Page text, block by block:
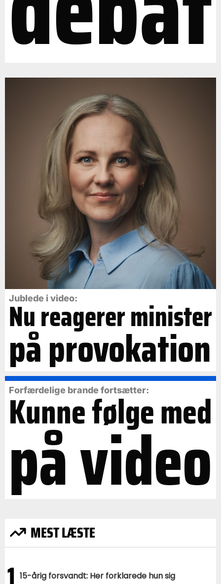
Jublede i video:
Nu reagerer minister
på provokation
Forfærdelige brande fortsætter:
Kunne følge med
på video
MEST LÆSTE
1 15-årig forsvandt: Her forklarede hun sig